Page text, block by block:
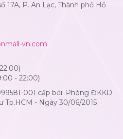
17A, P. An Lạc, Thành phố Hồ
vn.com
- 22:00)
001 cấp bởi: Phòng ĐKKD
Tp.HCM - Ngày 30/06/2015